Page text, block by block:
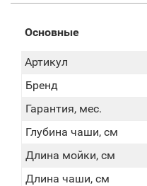
Основные
Артикул
Бренд
Гарантия, мес.
Глубина чаши, см
Длина мойки, см
Длина чаши, см